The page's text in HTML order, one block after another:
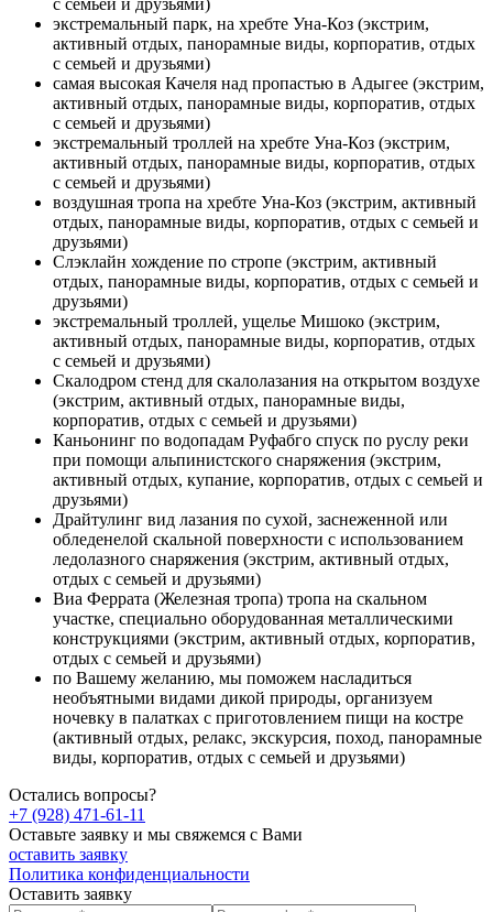
с семьей и друзьями)
экстремальный парк, на хребте Уна-Коз (экстрим,
активный отдых, панорамные виды, корпоратив, отдых
с семьей и друзьями)
самая высокая Качеля над пропастью в Адыгее (экстрим,
активный отдых, панорамные виды, корпоратив, отдых
с семьей и друзьями)
экстремальный троллей на хребте Уна-Коз (экстрим,
активный отдых, панорамные виды, корпоратив, отдых
с семьей и друзьями)
воздушная тропа на хребте Уна-Коз (экстрим, активный
отдых, панорамные виды, корпоратив, отдых с семьей и
друзьями)
Слэклайн хождение по стропе (экстрим, активный
отдых, панорамные виды, корпоратив, отдых с семьей и
друзьями)
экстремальный троллей, ущелье Мишоко (экстрим,
активный отдых, панорамные виды, корпоратив, отдых
с семьей и друзьями)
Скалодром стенд для скалолазания на открытом воздухе
(экстрим, активный отдых, панорамные виды,
корпоратив, отдых с семьей и друзьями)
Каньонинг по водопадам Руфабго спуск по руслу реки
при помощи альпинистского снаряжения (экстрим,
активный отдых, купание, корпоратив, отдых с семьей и
друзьями)
Драйтулинг вид лазания по сухой, заснеженной или
обледенелой скальной поверхности с использованием
ледолазного снаряжения (экстрим, активный отдых,
отдых с семьей и друзьями)
Виа Феррата (Железная тропа) тропа на скальном
участке, специально оборудованная металлическими
конструкциями (экстрим, активный отдых, корпоратив,
отдых с семьей и друзьями)
по Вашему желанию, мы поможем насладиться
необъятными видами дикой природы, организуем
ночевку в палатках с приготовлением пищи на костре
(активный отдых, релакс, экскурсия, поход, панорамные
виды, корпоратив, отдых с семьей и друзьями)
Остались вопросы?
+7 (928) 471-61-11
Оставьте заявку и мы свяжемся с Вами
оставить заявку
Политика конфиденциальности
Оставить заявку